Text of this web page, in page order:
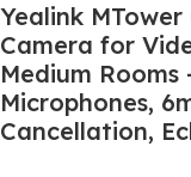
Yealink
Camera for
Medium Rooms
Microphones,
Cancellation,